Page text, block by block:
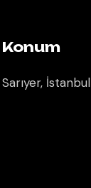
Konum
Sarıyer, İstanbul